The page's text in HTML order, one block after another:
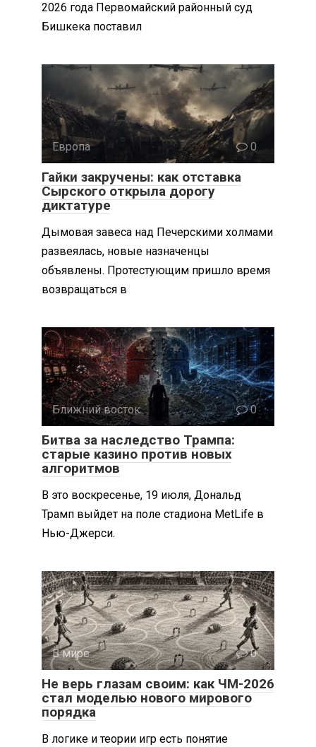
2026 года Первомайский районный суд
Бишкека поставил
Европа 0
Гайки закручены: как отставка
Сырского открыла дорогу
диктатуре
Дымовая завеса над Печерскими холмами
развеялась, новые назначенцы
объявлены. Протестующим пришло время
возвращаться в
Ближний восток 0
Битва за наследство Трампа:
старые казино против новых
алгоритмов
В это воскресенье, 19 июля, Дональд
Трамп выйдет на поле стадиона MetLife в
Нью-Джерси.
В мире 0
Не верь глазам своим: как ЧМ-2026
стал моделью нового мирового
порядка
В логике и теории игр есть понятие